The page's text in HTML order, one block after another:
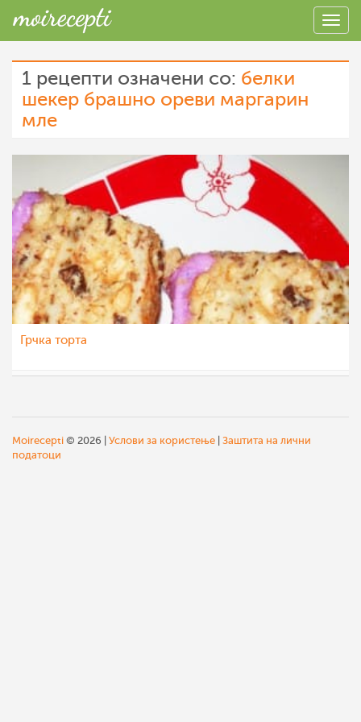
1 рецепти означени со: белки
шекер брашно ореви маргарин
мле
Грчка торта
Moirecepti © 2026 | Услови за користење Заштита на лични
податоци